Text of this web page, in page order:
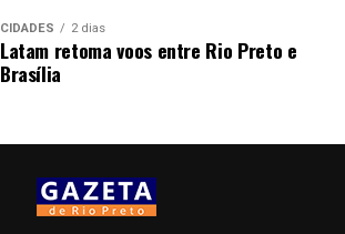
CIDADES 2 dias
Latam retoma voos entre Rio Preto e
Brasília